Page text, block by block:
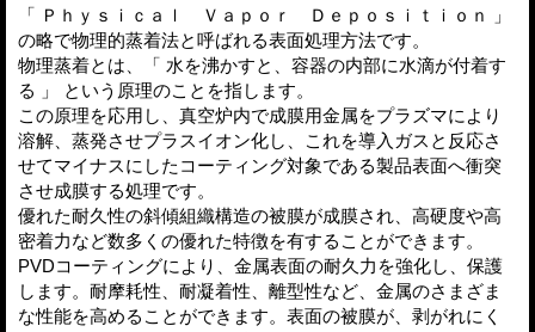
「 Ｐｈｙｓｉｃａｌ Ｖａｐｏｒ Ｄｅｐｏｓｉｔｉｏｎ 」
の略で物理的蒸着法と呼ばれる表面処理方法です。
物理蒸着とは、「 水を沸かすと、容器の内部に水滴が付着す
る 」 という原理のことを指します。
この原理を応用し、真空炉内で成膜用金属をプラズマにより
溶解、蒸発させプラスイオン化し、これを導入ガスと反応さ
せてマイナスにしたコーティング対象である製品表面へ衝突
させ成膜する処理です。
優れた耐久性の斜傾組織構造の被膜が成膜され、高硬度や高
密着力など数多くの優れた特徴を有することができます。
PVDコーティングにより、金属表面の耐久力を強化し、保護
します。耐摩耗性、耐凝着性、離型性など、金属のさまざま
な性能を高めることができます。表面の被膜が、剥がれにく